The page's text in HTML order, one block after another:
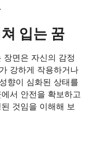
입는 꿈
장면은 자신의 감정
강하게 작용하거나
향이 심화된 상태를
서 안전을 확보하고
것임을 이해해 보